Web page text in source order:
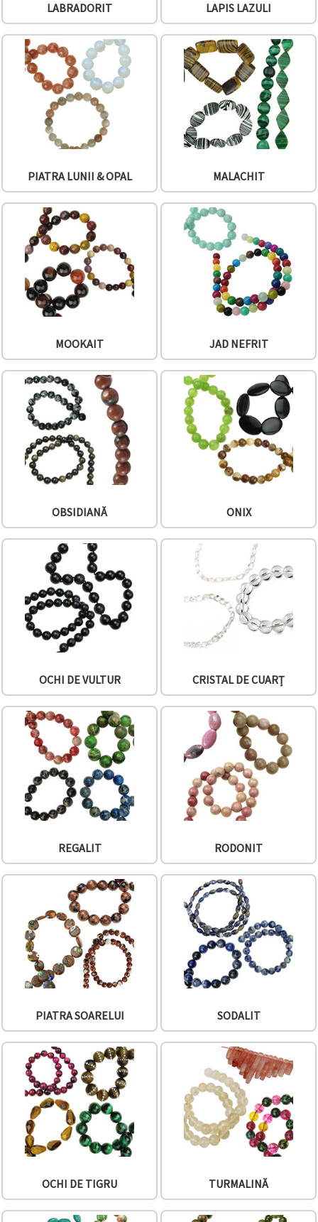
LABRADORIT LAPIS LAZULI
PIATRA LUNII & OPAL MALACHIT
MOOKAIT JAD NEFRIT
OBSIDIANĂ ONIX
OCHI DE VULTUR CRISTAL DE CUARȚ
REGALIT RODONIT
PIATRA SOARELUI SODALIT
OCHI DE TIGRU TURMALINĂ